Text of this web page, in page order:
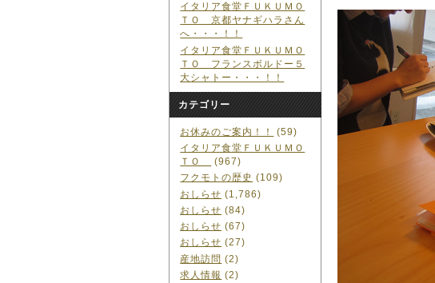
イタリア食堂ＦＵＫＵＭＯ
ＴＯ 京都ヤナギハラさん
へ・・・！！
イタリア食堂ＦＵＫＵＭＯ
ＴＯ フランスボルドー５
大シャトー・・・！！
カテゴリー
お休みのご案内！！
(59)
イタリア食堂ＦＵＫＵＭＯ
ＴＯ
(967)
フクモトの歴史 (109)
おしらせ (1,786)
おしらせ (84)
おしらせ (67)
おしらせ (27)
産地訪問 (2)
求人情報 (2)